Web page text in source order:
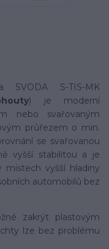
SVODA S-TIS-MK
) je moderní
nebo svařovaným
průřezem o min.
se svařovanou
vyšší stabilitou a je
vyšší hladiny
automobilů bez
zakrýt plastovým
lze bez problému